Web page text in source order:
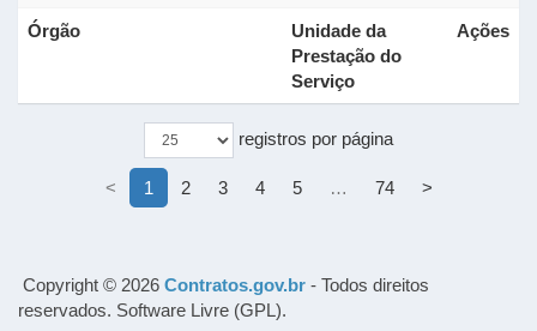
Órgão
Unidade da
Prestação do
Serviço
Ações
registros por página
< 1 2 3 4 5 … 74 >
Copyright © 2026 Contratos.gov.br - Todos direitos
reservados. Software Livre (GPL).